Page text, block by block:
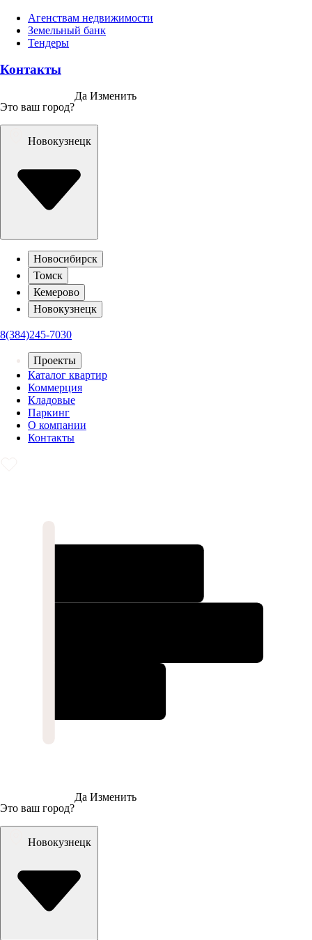
Агенствам недвижимости
Земельный банк
Тендеры
Контакты
Это ваш город?
Да Изменить
Новокузнецк
Новосибирск
Томск
Кемерово
Новокузнецк
8(384)245-7030
Проекты
Каталог квартир
Коммерция
Кладовые
Паркинг
О компании
Контакты
Это ваш город?
Да Изменить
Новокузнецк